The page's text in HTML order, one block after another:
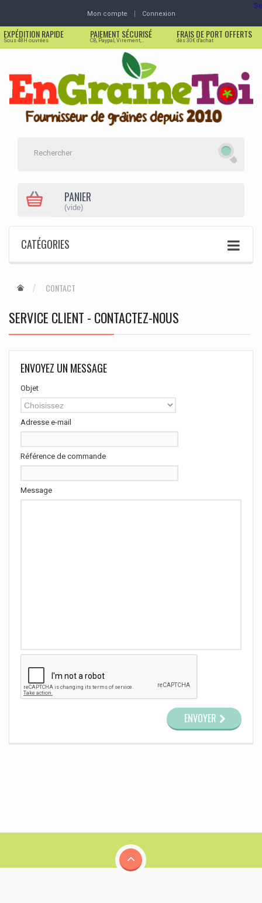
Mon compte Connexion
EXPÉDITION RAPIDE
Sous 48H ouvrées
PAIEMENT SÉCURISÉ
CB, Paypal, Virement,...
FRAIS DE PORT OFFERTS
dès 30€ d'achat
PANIER
(vide)
CATÉGORIES
CONTACT
SERVICE CLIENT - CONTACTEZ-NOUS
ENVOYEZ UN MESSAGE
Objet
Choisissez
Adresse e-mail
Référence de commande
Message
ENVOYER